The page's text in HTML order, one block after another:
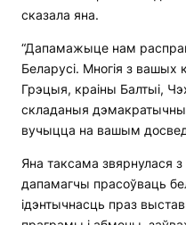
сказала яна.
“Дапамажыце нам
Беларусі. Многія з вашых
Грэцыя, краіны Балтыі,
складаныя
вучыцца на вашым
Яна таксама звярнулася
дапамагчы прасоўваць
ідэнтычнасць праз